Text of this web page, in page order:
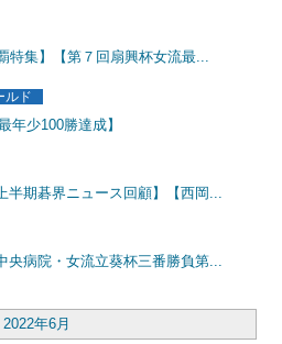
特集】【第７回扇興杯女流最...
ルド
年少100勝達成】
半期碁界ニュース回顧】【西岡...
央病院・女流立葵杯三番勝負第...
2022年6月